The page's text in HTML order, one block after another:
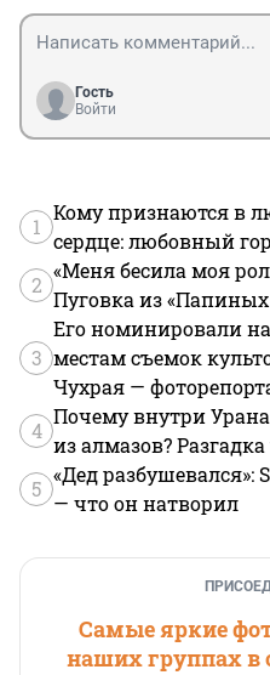
Гость
Войти
1
Кому признаются в
сердце: любовный
2
«Меня бесила моя
Пуговка из «Папиных
3
Его номинировали
местам съемок
Чухрая —
4
Почему внутри
из алмазов?
5
«Дед разбушевался»:
— что он натворил
Самые яркие
наших группах в